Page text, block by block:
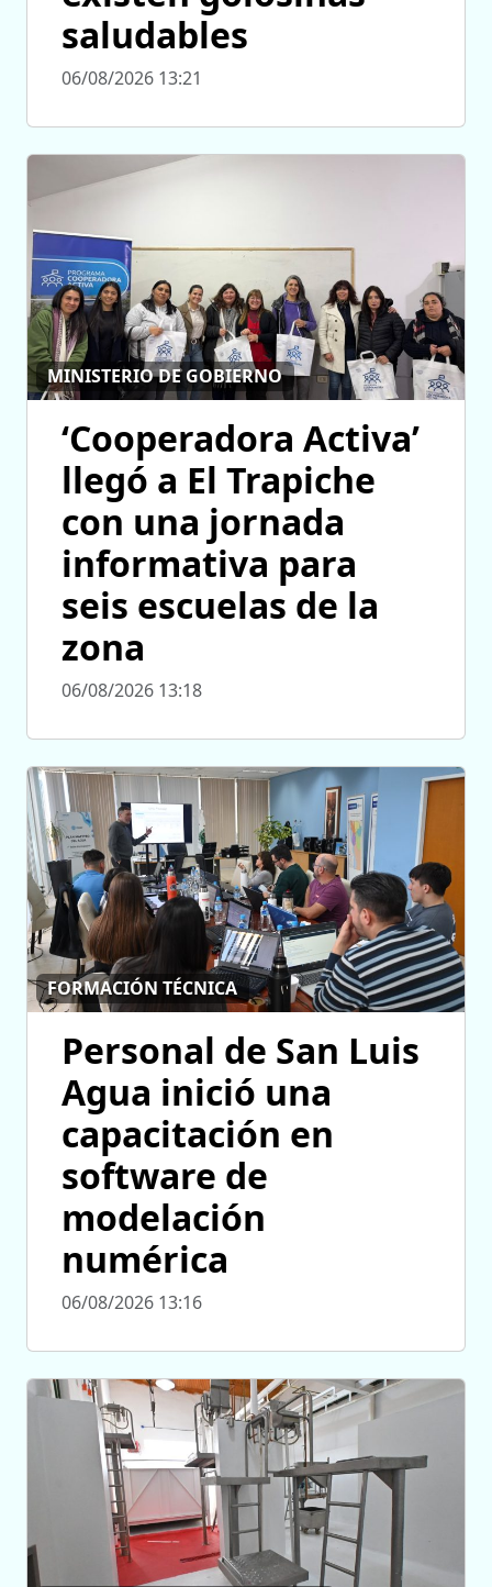
saludables
06/08/2026 13:21
MINISTERIO DE GOBIERNO
‘Cooperadora Activa’
llegó a El Trapiche
con una jornada
informativa para
seis escuelas de la
zona
06/08/2026 13:18
FORMACIÓN TÉCNICA
Personal de San Luis
Agua inició una
capacitación en
software de
modelación
numérica
06/08/2026 13:16